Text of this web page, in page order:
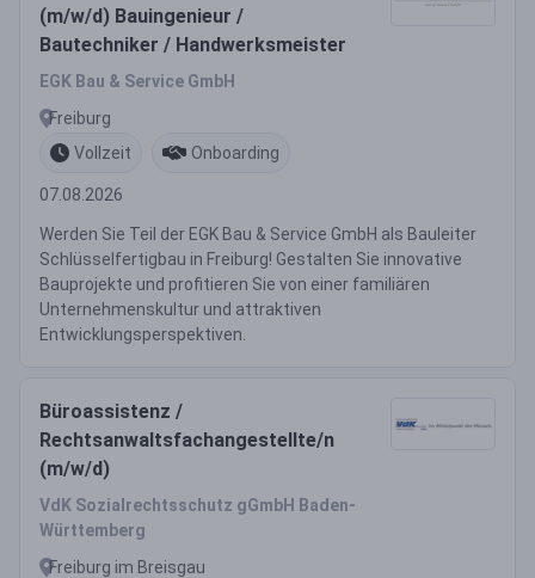
(m/w/d) Bauingenieur /
Bautechniker / Handwerksmeister
EGK Bau & Service GmbH
Freiburg
Vollzeit
Onboarding
07.08.2026
Werden Sie Teil der EGK Bau & Service GmbH als Bauleiter
Schlüsselfertigbau in Freiburg! Gestalten Sie innovative
Bauprojekte und profitieren Sie von einer familiären
Unternehmenskultur und attraktiven
Entwicklungsperspektiven.
Büroassistenz /
Rechtsanwaltsfachangestellte/n
(m/w/d)
VdK Sozialrechtsschutz gGmbH Baden-
Württemberg
Freiburg im Breisgau